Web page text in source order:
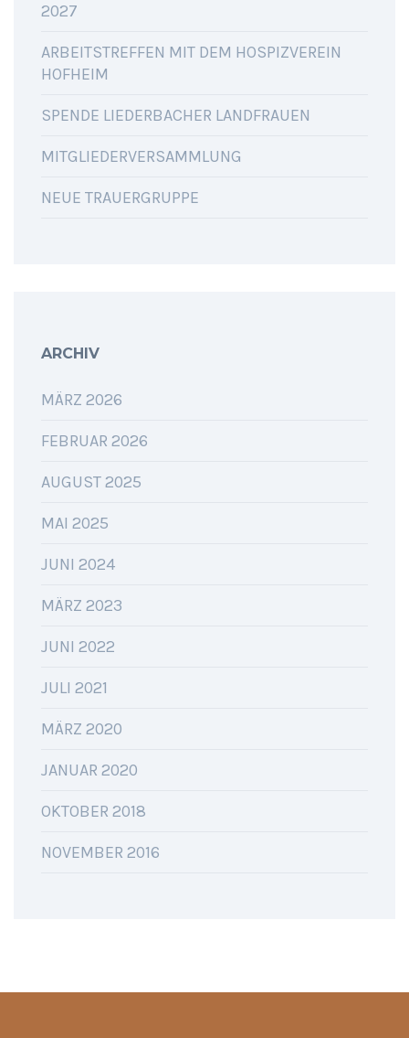
2027
ARBEITSTREFFEN MIT DEM HOSPIZVEREIN
HOFHEIM
SPENDE LIEDERBACHER LANDFRAUEN
MITGLIEDERVERSAMMLUNG
NEUE TRAUERGRUPPE
ARCHIV
MÄRZ 2026
FEBRUAR 2026
AUGUST 2025
MAI 2025
JUNI 2024
MÄRZ 2023
JUNI 2022
JULI 2021
MÄRZ 2020
JANUAR 2020
OKTOBER 2018
NOVEMBER 2016